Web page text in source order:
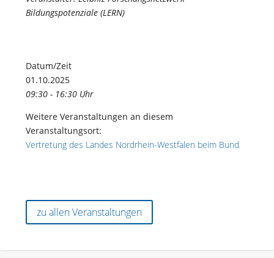
Bildungspotenziale (LERN)
Datum/Zeit
01.10.2025
09:30 - 16:30 Uhr
Weitere Veranstaltungen an diesem
Veranstaltungsort:
Vertretung des Landes Nordrhein-Westfalen beim Bund
zu allen Veranstaltungen